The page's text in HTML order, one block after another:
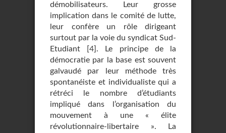
démobilisateurs. Leur grosse
implication dans le comité de lutte,
leur confère un rôle dirigeant
surtout par la voie du syndicat Sud-
Etudiant [4] . Le principe de la
démocratie par la base est souvent
galvaudé par leur méthode très
spontanéiste et individualiste qui a
rétréci le nombre d’étudiants
impliqué dans l’organisation du
mouvement à une « élite
révolutionnaire-libertaire ». La